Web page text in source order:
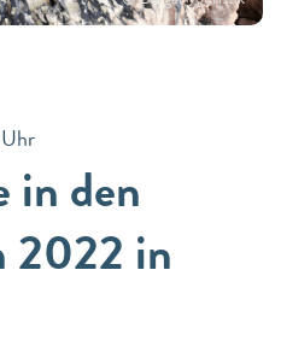
in den
2022 in